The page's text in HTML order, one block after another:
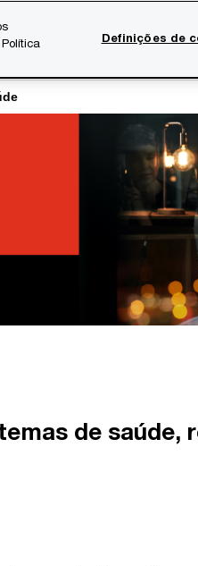
de saúde,
Definições de